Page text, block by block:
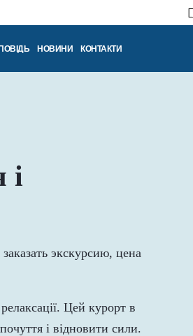
НОВИНИ КОНТАКТИ
і
Цей курорт в
і відновити сили.